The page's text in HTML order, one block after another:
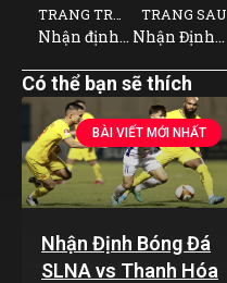
Nhận định bóng đá Dunkerque vs Caen 2h45 ngày 17/12 | EU9
TRANG SAU
Nhận Định Bóng Đá Kuala Lumpur City vs Negeri Sembilan 16h30 ngày 17/12 | EU9
Có thể bạn sẽ thích
BÀI VIẾT MỚI NHẤT
Nhận Định Bóng Đá
SLNA vs Thanh Hóa